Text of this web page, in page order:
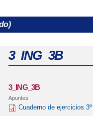
3_ING_3B
3_ING_3B
Apuntes
Cuaderno de ejercicios